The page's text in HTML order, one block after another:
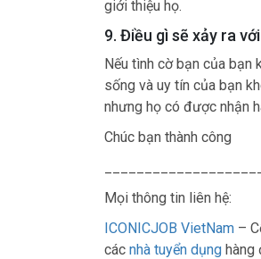
giới thiệu họ.
9. Điều gì sẽ xảy ra
Nếu tình cờ bạn của bạn
sống và uy tín của bạn
nhưng họ có được nhận
Chúc bạn thành công
Mọi thông tin liên hệ:
ICONICJOB VietNam –
các nhà tuyển dụng hàng